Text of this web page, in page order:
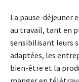
La pause-déjeuner
au travail, tant en
sensibilisant leurs
adaptées, les
bien-être et la